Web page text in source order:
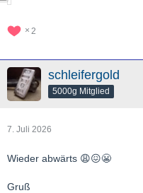
2
schleifergold
5000g Mitglied
7. Juli 2026
Wieder abwärts 😩😖😬
Gruß